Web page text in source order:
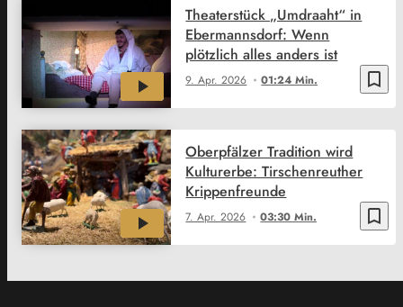
bookmark_border
9. Apr. 2026 01:24 Min.
Theaterstück „Umdraaht“ in
Ebermannsdorf: Wenn
plötzlich alles anders ist
bookmark_border
7. Apr. 2026 03:30 Min.
Oberpfälzer Tradition wird
Kulturerbe: Tirschenreuther
Krippenfreunde